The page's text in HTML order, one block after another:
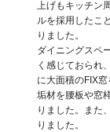
上げもキッチン
ルを採用したこ
りました。
ダイニングスペ
く感じておられ
に大面積のFIX
垢材を腰板や窓
りました。また
りました。